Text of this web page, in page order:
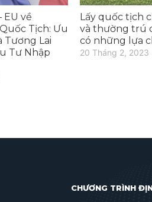
EU về
Tịch: Ưu
Tương Lai
Tư Nhập
Lấy quốc tịch
và thường trú
có những lựa
20 Tháng 2, 2023
CHƯƠNG TRÌNH